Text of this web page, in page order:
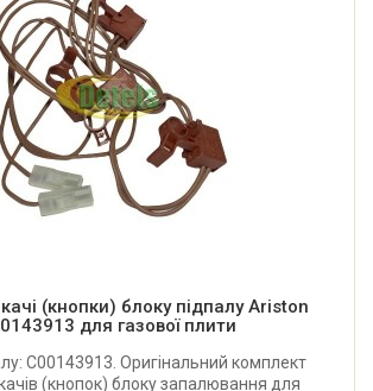
(кнопки) блоку підпалу Ariston
для газової плити
C00143913. Оригінальний комплект
(кнопок) блоку запалювання для